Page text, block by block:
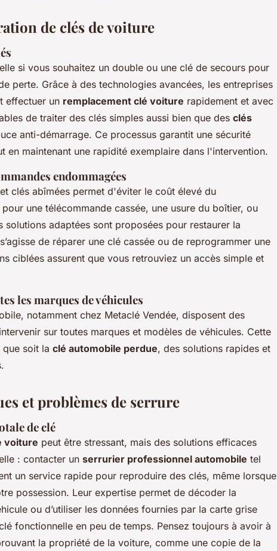
de clés de voiture
si vous souhaitez un double ou une clé de secours pour
perte. Grâce à des technologies avancées, les entreprises
effectuer un remplacement clé voiture rapidement et avec
de traiter des clés simples aussi bien que des clés
anti-démarrage. Ce processus garantit une sécurité
en maintenant une rapidité exemplaire dans l'intervention.
endommagées
et clés abîmées permet d'éviter le coût élevé du
une télécommande cassée, une usure du boîtier, ou
solutions adaptées sont proposées pour restaurer la
de réparer une clé cassée ou de reprogrammer une
ciblées assurent que vous retrouviez un accès simple et
les marques de véhicules
notamment chez Metaclé Vendée, disposent des
sur toutes marques et modèles de véhicules. Cette
soit la clé automobile perdue, des solutions rapides et
et problèmes de serrure
de clé
voiture peut être stressant, mais des solutions efficaces
: contacter un serrurier professionnel automobile tel
un service rapide pour reproduire des clés, même lorsque
possession. Leur expertise permet de décoder la
ou d’utiliser les données fournies par la carte grise
fonctionnelle en peu de temps. Pensez toujours à avoir à
la propriété de la voiture, comme une copie de la